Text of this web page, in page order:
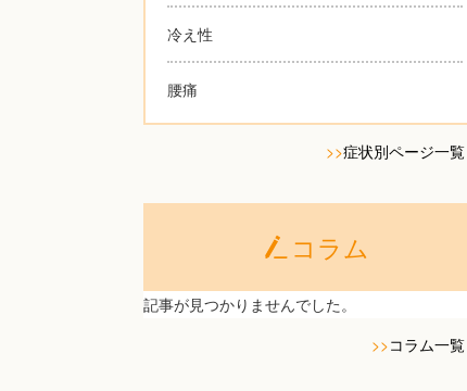
冷え性
腰痛
>>症状別ページ一覧
コラム
記事が見つかりませんでした。
>>コラム一覧